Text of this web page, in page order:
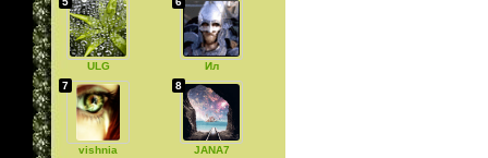
ULG Ил
vishnia
7
JANA7
8